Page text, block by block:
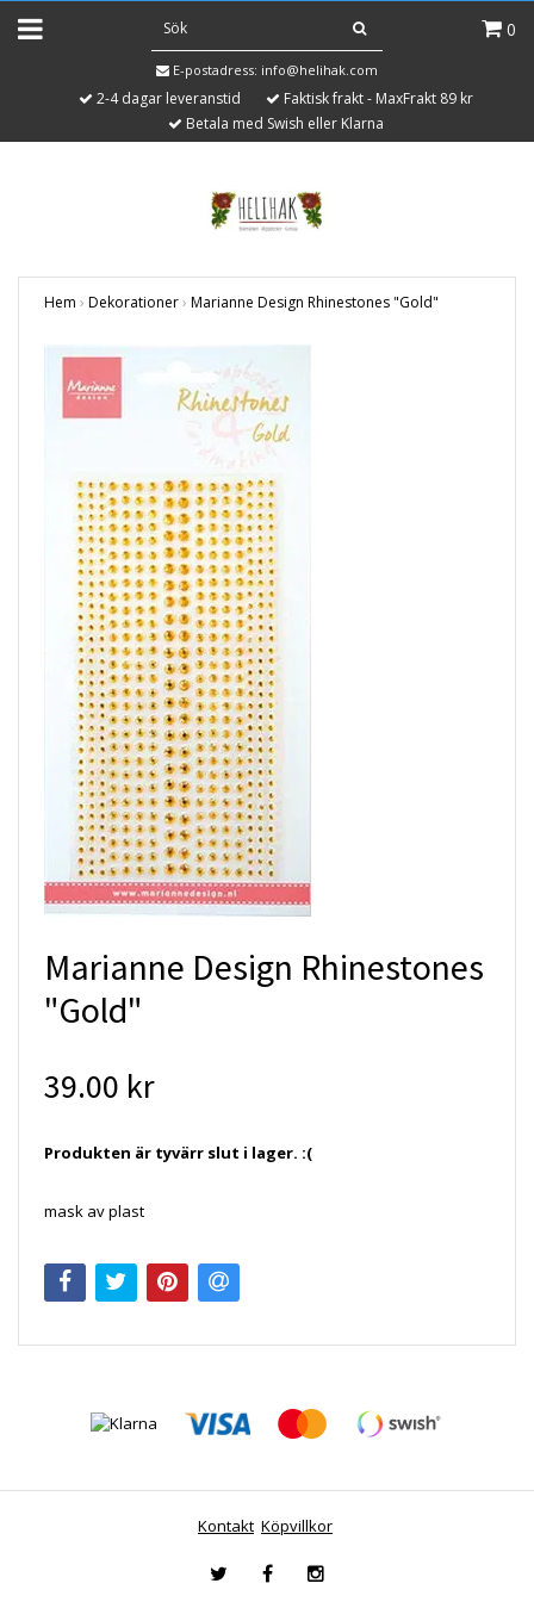
0
E-postadress: info@helihak.com
2-4 dagar leveranstid
Faktisk frakt - MaxFrakt 89 kr
Betala med Swish eller Klarna
Hem › Dekorationer› Marianne Design Rhinestones "Gold"
Marianne Design Rhinestones
"Gold"
39.00 kr
Produkten är tyvärr slut i lager. :(
mask av plast
Kontakt Köpvillkor